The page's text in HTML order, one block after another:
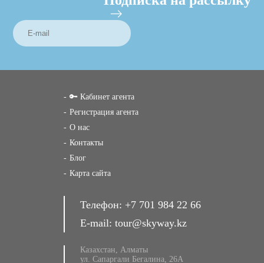
🔑 Кабинет агента
Регистрация агента
О нас
Контакты
Блог
Карта сайта
Телефон: +7 701 984 22 66
E-mail: tour@skyway.kz
Казахстан, Алматы
ул. Сапаргали Бегалина, 26А